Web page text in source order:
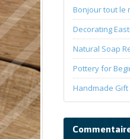
Bonjour tout le
Decorating
Natural Soap
Pottery for
Handmade Gift